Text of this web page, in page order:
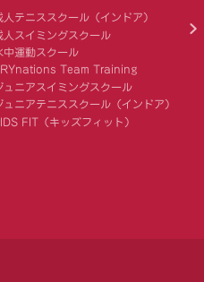
人テニススクール（インドア）
人スイミングスクール
中運動スクール
Team Training
ュニアスイミングスクール
ュニアテニススクール（インドア）
FIT（キッズフィット）